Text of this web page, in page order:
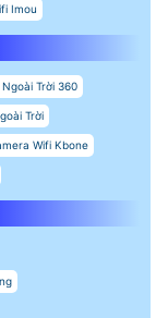
Imou
Trời 360
Trời
Wifi Kbone